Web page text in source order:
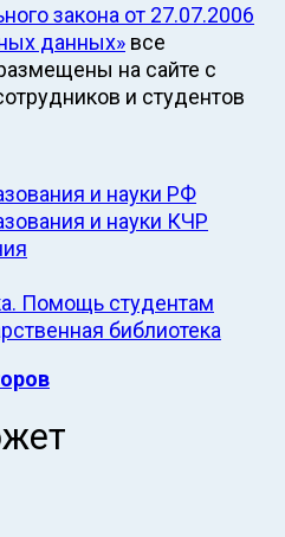
закона от 27.07.2006
данных» все
на сайте с
и студентов
и науки РФ
и науки КЧР
Помощь студентам
библиотека